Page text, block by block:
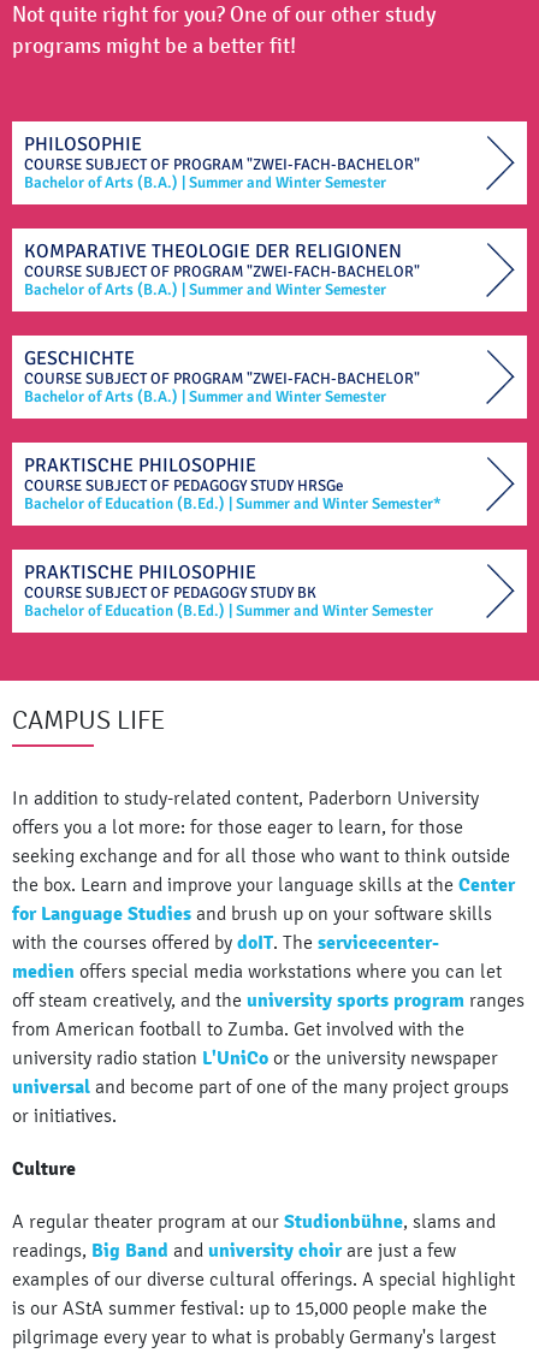
Not quite right for you? One of our other study
programs might be a better fit!
PHILOSOPHIE
COURSE SUBJECT OF PROGRAM "ZWEI-FACH-BACHELOR"
Bachelor of Arts (B.A.)
Summer and Winter Semester
KOMPARATIVE THEOLOGIE DER RELIGIONEN
COURSE SUBJECT OF PROGRAM "ZWEI-FACH-BACHELOR"
Bachelor of Arts (B.A.)
Summer and Winter Semester
GESCHICHTE
COURSE SUBJECT OF PROGRAM "ZWEI-FACH-BACHELOR"
Bachelor of Arts (B.A.)
Summer and Winter Semester
PRAKTISCHE PHILOSOPHIE
COURSE SUBJECT OF PEDAGOGY STUDYHRSGe
Bachelor of Education (B.Ed.)
Summer and Winter Semester*
PRAKTISCHE PHILOSOPHIE
COURSE SUBJECT OF PEDAGOGY STUDYBK
Bachelor of Education (B.Ed.)
Summer and Winter Semester
CAMPUS LIFE
In addition to study-related content, Paderborn University
offers you a lot more: for those eager to learn, for those
seeking exchange and for all those who want to think outside
the box. Learn and improve your language skills at the Center
for Language Studies and brush up on your software skills
with the courses offered by doIT. The servicecenter-
medien offers special media workstations where you can let
off steam creatively, and the university sports program ranges
from American football to Zumba. Get involved with the
university radio station L'UniCo or the university newspaper
universal and become part of one of the many project groups
or initiatives.
Culture
A regular theater program at our Studionbühne, slams and
readings, Big Band and university choirare just a few
examples of our diverse cultural offerings. A special highlight
is our AStA summer festival: up to 15,000 people make the
pilgrimage every year to what is probably Germany's largest